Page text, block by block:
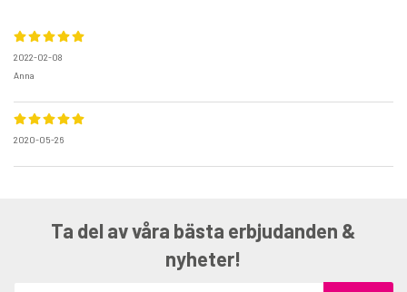
2022-02-08
Anna
2020-05-26
Ta del av våra bästa erbjudanden &
nyheter!